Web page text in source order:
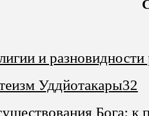
и разновидности
Уддйотакары32
Бога: к